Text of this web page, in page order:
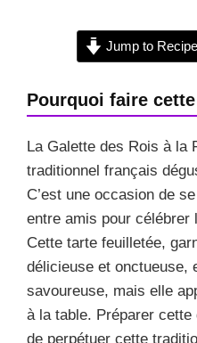
Jump to Recipe
Pourquoi faire
La Galette des Rois à la
traditionnel français
C’est une occasion de
entre amis pour célébrer
Cette tarte feuilletée,
délicieuse et onctueuse,
savoureuse, mais elle
à la table. Préparer
de perpétuer cette